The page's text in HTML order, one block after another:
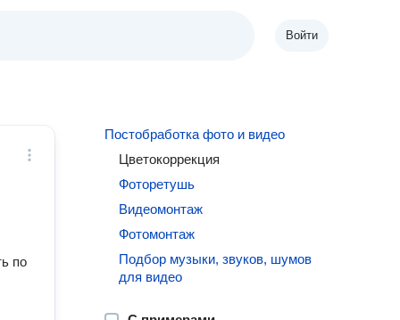
Войти
по
Постобработка фото и видео
Цветокоррекция
Фоторетушь
Видеомонтаж
Фотомонтаж
Подбор музыки, звуков, шумов
для видео